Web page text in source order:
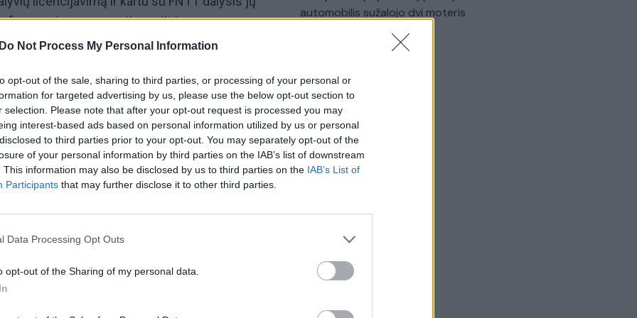
Do Not Process My Personal Information
opt-out of the sale, sharing to third parties, or processing of your personal or
for targeted advertising by us, please use the below opt-out section to
selection. Please note that after your opt-out request is processed you may
interest-based ads based on personal information utilized by us or personal
to third parties prior to your opt-out. You may separately opt-out of the
of your personal information by third parties on the IAB’s list of downstream
This information may also be disclosed by us to third parties on the IAB’s List of
Participants that may further disclose it to other third parties.
Data Processing Opt Outs
opt-out of the Sharing of my personal data.
finansavimo prevencijos srityje.
kaip pinigų plovimo ir sukčiavimo priemonė.
kad kriptoturto rinka būtų tinkamai
griežtinti teisinį reguliavimą“, – pirmadienį
teigė G. Šimkus.
Gediminas Šimkus Agnė Bilotaitė
kriptovaliutos
automobilis sužalojo dvi moteris
Lietuvos diena